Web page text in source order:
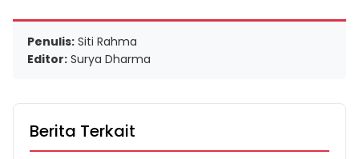
Penulis: Siti Rahma
Editor: Surya Dharma
Berita Terkait